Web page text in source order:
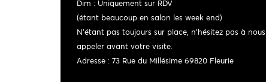
Dim : Uniquement sur RDV
(étant beaucoup en salon les week end)
N'étant pas toujours sur place, n'hésitez pas à nous
appeler avant votre visite.
Adresse : 73 Rue du Millésime 69820 Fleurie